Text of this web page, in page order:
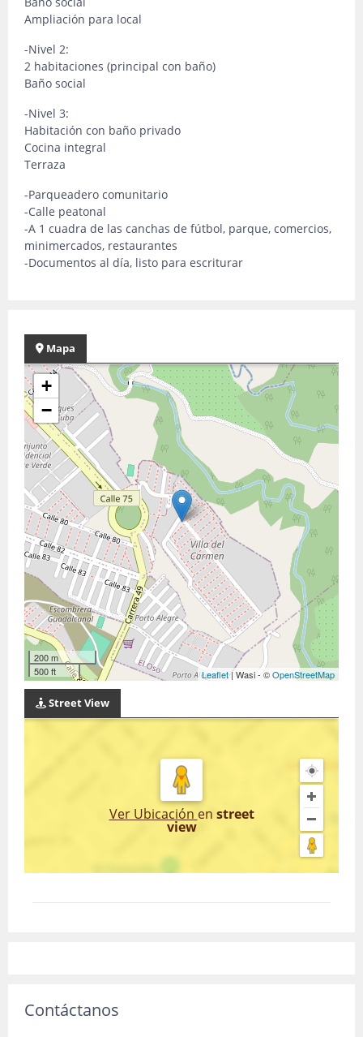
Ampliación para local
-Nivel 2:
2 habitaciones (principal con baño)
Baño social
-Nivel 3:
Habitación con baño privado
Cocina integral
Terraza
-Parqueadero comunitario
-Calle peatonal
-A 1 cuadra de las canchas de fútbol, parque, comercios,
minimercados, restaurantes
-Documentos al día, listo para escriturar
Mapa
+
−
200 m
500 ft
Leaflet| Wasi - ©OpenStreetMap
Street View
Ver Ubicación en street
view
Contáctanos